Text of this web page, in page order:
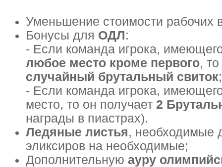
Уменьшение стоимости рабочих
Бонусы для ОДЛ:
- Если команда игрока, имеющего
любое место кроме первого,
случайный брутальный свиток;
- Если команда игрока, имеющего
место, то он получает 2
награды в пиастрах).
Ледяные листья, необходимые
эликсиров на необходимые;
Дополнительную ауру